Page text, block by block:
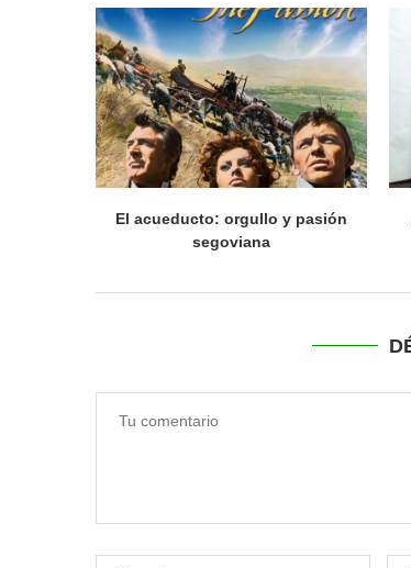
El acueducto: orgullo y pasión
segoviana